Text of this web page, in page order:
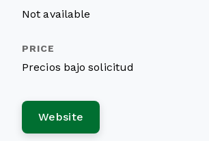
Not available
Precios bajo solicitud
Website